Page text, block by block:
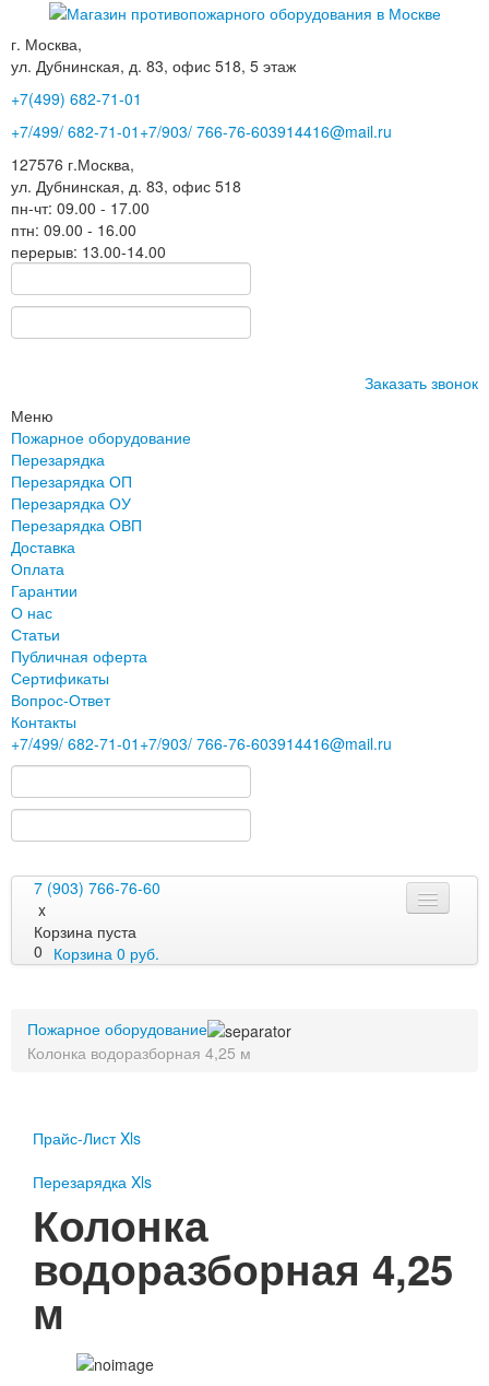
г. Москва,
ул. Дубнинская, д. 83, офис 518, 5 этаж
+7(499) 682-71-01
+7/499/ 682-71-01 +7/903/ 766-76-603914416@mail.ru
127576 г.Москва,
ул. Дубнинская, д. 83, офис 518
пн-чт: 09.00 - 17.00
птн: 09.00 - 16.00
перерыв: 13.00-14.00
Заказать звонок
Меню
Пожарное оборудование
Перезарядка
Перезарядка ОП
Перезарядка ОУ
Перезарядка ОВП
Доставка
Оплата
Гарантии
О нас
Статьи
Публичная оферта
Сертификаты
Вопрос-Ответ
Контакты
+7/499/ 682-71-01 +7/903/ 766-76-603914416@mail.ru
7 (903) 766-76-60
x
Корзина пуста
0 Корзина 0 руб.
Перезарядка
Перезарядка ОП
Доставка
Оплата
Гарантии
О нас
Статьи
Публичная оферта
Вопрос-Ответ
Пожарное оборудование
Колонка водоразборная 4,25 м
Прайс-Лист Xls
Перезарядка Xls
Колонка
водоразборная 4,25
м